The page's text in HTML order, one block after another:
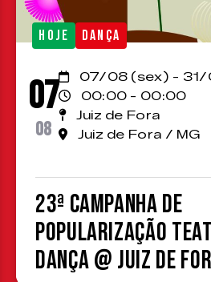
HOJE DANÇA
07
08
07/08 (sex) - 31/
00:00 - 00:00
Juiz de Fora
Juiz de Fora / MG
23ª Campanha de
Popularização
Dança @ Juiz de